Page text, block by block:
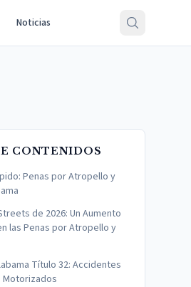
Noticias
CONTENIDOS
Penas por Atropello y
de 2026: Un Aumento
las Penas por Atropello y
Título 32: Accidentes
Motorizados